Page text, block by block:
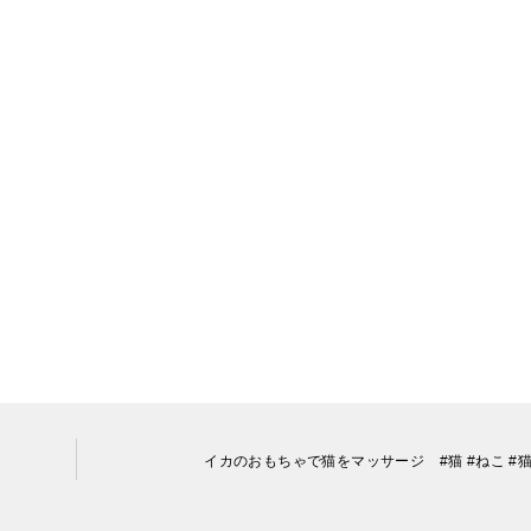
イカのおもちゃで猫をマッサージ #猫 #ねこ #